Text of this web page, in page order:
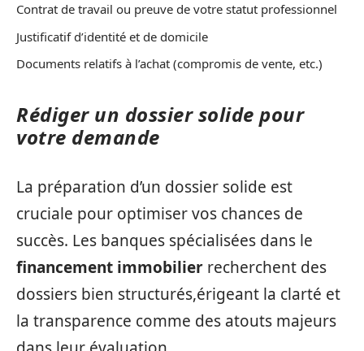
Contrat de travail ou preuve de votre statut professionnel
Justificatif d’identité et de domicile
Documents relatifs à l’achat (compromis de vente, etc.)
Rédiger un dossier solide pour
votre demande
La préparation d’un dossier solide est
cruciale pour optimiser vos chances de
succès. Les banques spécialisées dans le
financement immobilier recherchent des
dossiers bien structurés,érigeant la clarté et
la transparence comme des atouts majeurs